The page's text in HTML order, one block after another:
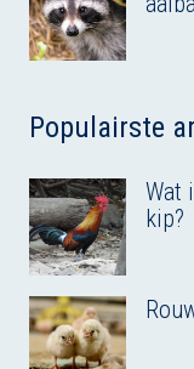
Populairste
Wat
kip?